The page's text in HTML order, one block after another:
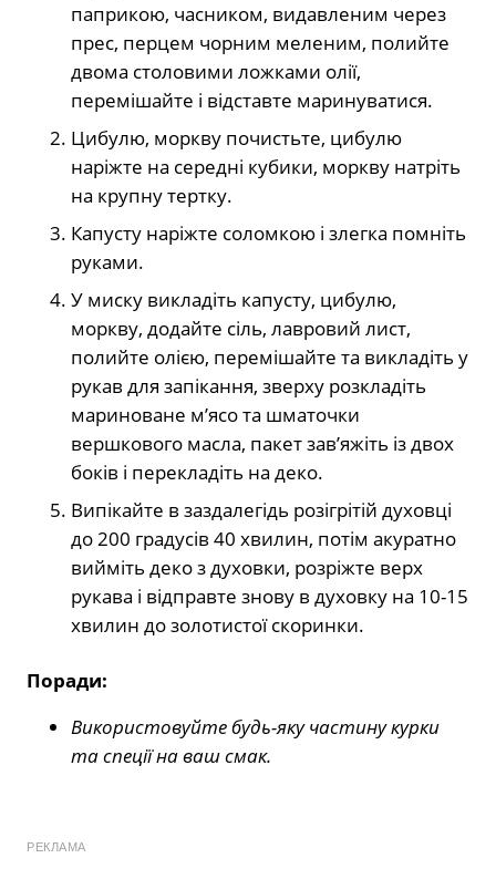
паприкою, часником, видавленим через
прес, перцем чорним меленим, полийте
двома столовими ложками олії,
перемішайте і відставте маринуватися.
Цибулю, моркву почистьте, цибулю
наріжте на середні кубики, моркву натріть
на крупну тертку.
Капусту наріжте соломкою і злегка помніть
руками.
У миску викладіть капусту, цибулю,
моркву, додайте сіль, лавровий лист,
полийте олією, перемішайте та викладіть у
рукав для запікання, зверху розкладіть
мариноване м’ясо та шматочки
вершкового масла, пакет зав’яжіть із двох
боків і перекладіть на деко.
Випікайте в заздалегідь розігрітій духовці
до 200 градусів 40 хвилин, потім акуратно
вийміть деко з духовки, розріжте верх
рукава і відправте знову в духовку на 10-15
хвилин до золотистої скоринки.
Поради:
Використовуйте будь-яку частину курки
та спеції на ваш смак.
РЕКЛАМА